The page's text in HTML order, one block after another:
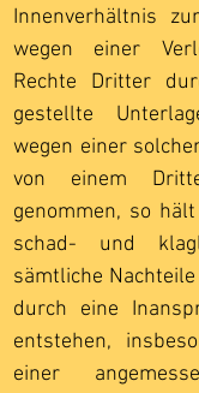
Innenverhältnis
wegen einer
Rechte Dritter
gestellte
wegen einer
von einem
genommen, so
schad- und
sämtliche
durch eine
entstehen,
einer